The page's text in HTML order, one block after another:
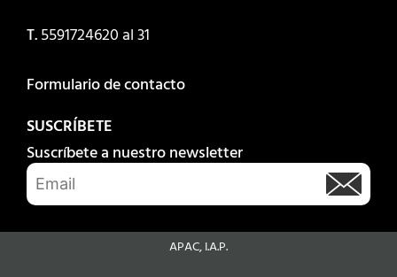
T.5591724620al 31
Formulario de contacto
SUSCRÍBETE
Suscríbete a nuestro newsletter
APAC, I.A.P.